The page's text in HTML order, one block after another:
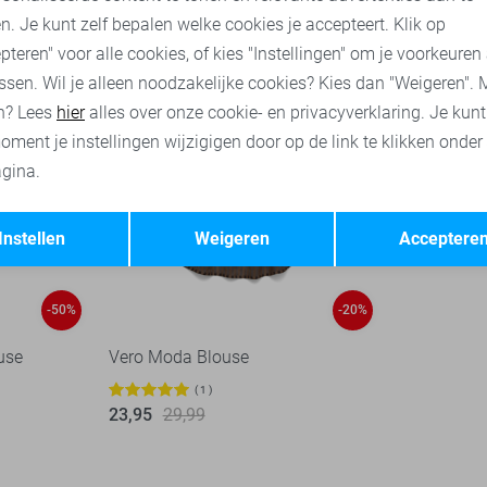
-50% -20%
Vero Moda Blouse
1
23,95 29,99
Terug Opslaan
Je kunt zelf bepalen welke cookies je accepteert. Klik op
voor alle cookies, of kies "Instellingen" om je voorkeuren
Wil je alleen noodzakelijke cookies? Kies dan "Weigeren".
Lees hieralles over onze cookie- en privacyverklaring. Je
je instellingen wijzigigen door op de link te klikken onder
Weigeren
Instellen